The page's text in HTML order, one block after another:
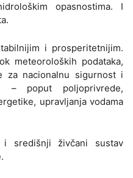
opasnostima. I
i prosperitetnijim.
meteoroloških podataka,
za nacionalnu sigurnost i
– poput poljoprivrede,
upravljanja vodama
središnji živčani sustav